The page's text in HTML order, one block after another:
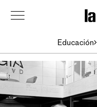
Educación